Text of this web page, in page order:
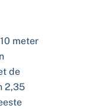
meter
de
2,35